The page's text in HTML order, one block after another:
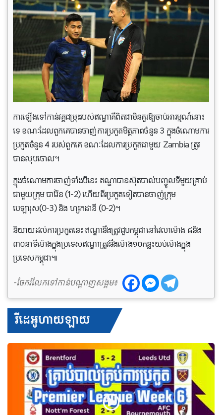
ការឡើងទៅកាន់វគ្គជម្រុះរបស់ឥណ្ឌាគឺពិតជាមិនគួរឱ្យចាប់អារម្មណ៍នោះ
ទេ ខណៈដែលពួកគេបានចាញ់ការប្រកួតមិត្តភាពចំនួន 3 ក្នុងចំណោមការ
ប្រកួតចំនួន 4 របស់ពួកគេ ខណៈដែលការប្រកួតជាមួយ Zambia ត្រូវ
បានលុបចោល។
ក្នុង​ចំណោម​ការ​ចាញ់​ទាំង​បី​នេះ ឥណ្ឌា​បាន​ស៊ុត​បាល់​បញ្ចូល​ទី​មួយ​គ្រាប់​
ជាមួយ​ក្រុម បារ៉ែន (1-2) ហើយ​ពីរ​ប្រកួត​ទៀត​បាន​ចាញ់​ក្រុម
បេឡារុស(0-3) និង ហ្សកដានី (0-2)។
និយាយដល់​ការ​ប្រកួតនេះ ឥណ្ឌានឹង​ត្រូវ​ជួបកម្ពុជា​នៅ​វេលាម៉ោង ៨​និង​
៣០​នាទី​ម៉ោង​ក្នុង​ប្រទេស​ឥណ្ឌា​ត្រូវ​នឹង​ម៉ោង​១០​កន្លះ​យប់​ម៉ោង​ក្នុង​
ប្រទេស​កម្ពុជា៕
-ចែករំលែកទៅកាន់បណ្តាញសង្គម៖
វីដេអូហាយឡាយ